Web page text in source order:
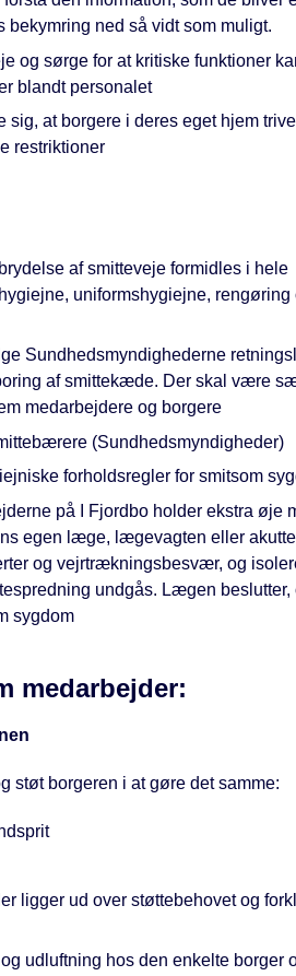
bekymring ned så vidt som muligt.
og sørge for at kritiske funktioner
blandt personalet
at borgere i deres eget hjem
restriktioner
af smitteveje formidles i hele
uniformshygiejne, rengøring
Sundhedsmyndighederne
af smittekæde. Der skal være
medarbejdere og borgere
(Sundhedsmyndigheder)
forholdsregler for smitsom
på I Fjordbo holder ekstra øje
egen læge, lægevagten eller
og vejrtrækningsbesvær, og
undgås. Lægen beslutter,
sygdom
medarbejder:
støt borgeren i at gøre det samme:
ligger ud over støttebehovet og
udluftning hos den enkelte borger